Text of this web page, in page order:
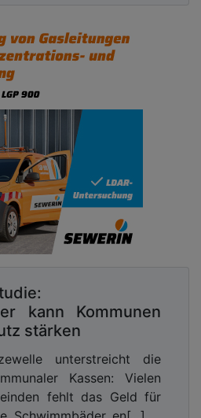
kann Kommunen
stärken
unterstreicht die
Kassen: Vielen
fehlt das Geld für